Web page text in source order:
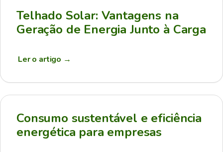
Telhado Solar: Vantagens na
Geração de Energia Junto à Carga
Ler o artigo →
Consumo sustentável e eficiência
energética para empresas